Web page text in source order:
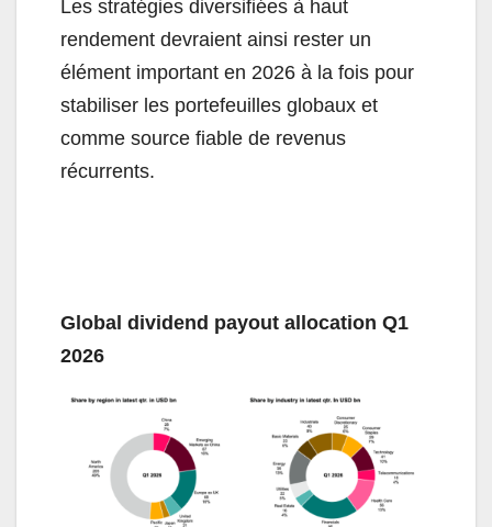
Les stratégies diversifiées à haut
rendement devraient ainsi rester un
élément important en 2026 à la fois pour
stabiliser les portefeuilles globaux et
comme source fiable de revenus
récurrents.
Global dividend payout allocation Q1
2026